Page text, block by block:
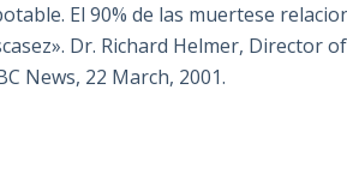
El 90% de las muertese
Dr. Richard Helmer, Director
News, 22 March, 2001.